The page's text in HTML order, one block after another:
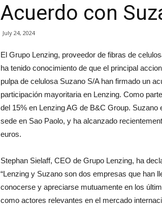
Acuerdo con
July 24, 2024
El Grupo Lenzing, proveedor de fibras de
ha tenido conocimiento de que el principal
pulpa de celulosa Suzano S/A han firmado un
participación mayoritaria en Lenzing. Como
del 15% en Lenzing AG de B&C Group.
sede en Sao Paolo, y ha alcanzado
euros.
Stephan Sielaff, CEO de Grupo Lenzing, ha
“Lenzing y Suzano son dos empresas que han
conocerse y apreciarse mutuamente en los
como actores relevantes en el mercado